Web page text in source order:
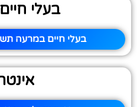
בעלי
בעלי חיים במרעה